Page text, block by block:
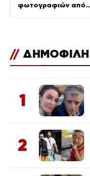
φωτογραφιών από
// ΔΗΜΟΦΙΛΗ
1
2